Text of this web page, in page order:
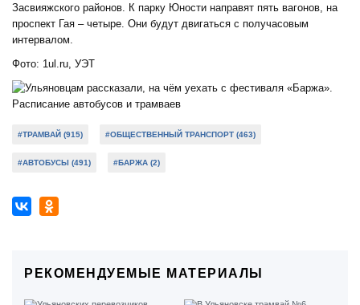
Засвияжского районов. К парку Юности направят пять вагонов, на
проспект Гая – четыре. Они будут двигаться с получасовым
интервалом.
Фото: 1ul.ru, УЭТ
#ТРАМВАЙ (915) #ОБЩЕСТВЕННЫЙ ТРАНСПОРТ (463)
#АВТОБУСЫ (491) #БАРЖА (2)
РЕКОМЕНДУЕМЫЕ МАТЕРИАЛЫ